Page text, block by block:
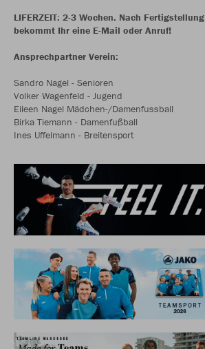
LIFERZEIT: 2-3 Wochen. Nach Fertigstellung
bekommt Ihr eine E-Mail oder Anruf!
Ansprechpartner Verein:
Sandro Nagel - Senioren
Volker Wagenfeld - Jugend
Eileen Nagel Mädchen-/Damenfussball
Birka Tiemann - Damenfußball
Ines Uffelmann - Breitensport